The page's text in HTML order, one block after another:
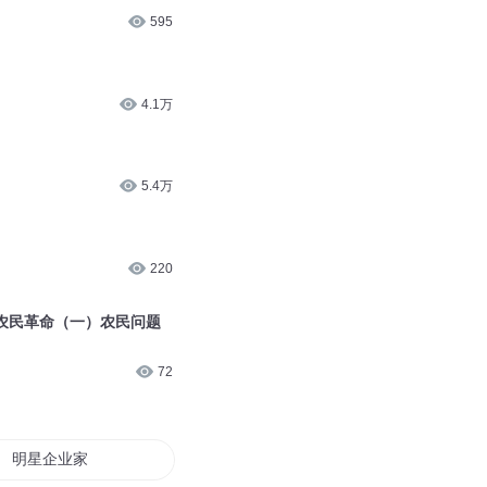
595
4.1万
5.4万
220
民革命（一）农民问题
72
明星企业家